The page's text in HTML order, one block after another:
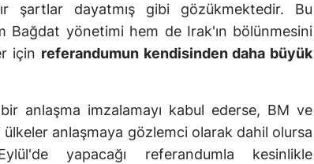
şartlar dayatmış gibi gözükmektedir. Bu
Bağdat yönetimi hem de Irak'ın bölünmesini
için referandumun kendisinden daha büyük
anlaşma imzalamayı kabul ederse, BM ve
anlaşmaya gözlemci olarak dahil olursa
yapacağı referandumla kesinlikle